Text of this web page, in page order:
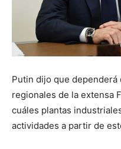
Putin dijo que
regionales de la extensa
cuáles plantas
actividades a partir de